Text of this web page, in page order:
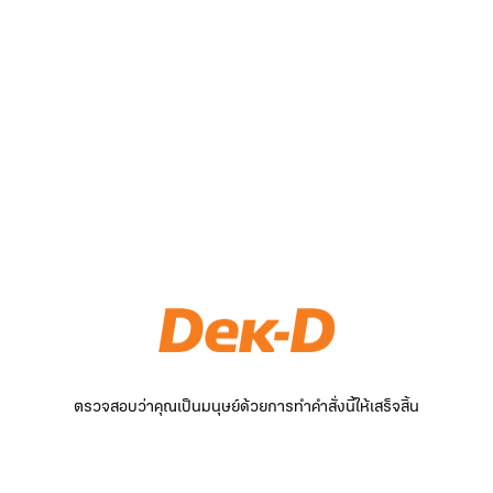
ตรวจสอบว่าคุณเป็นมนุษย์ด้วยการทำคำสั่งนี้ให้เสร็จสิ้น